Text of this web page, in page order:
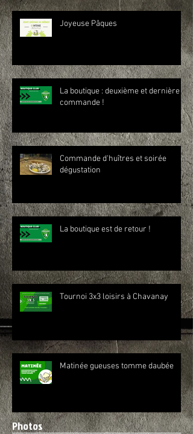
Joyeuse Pâques
La boutique : deuxième et dernière
commande !
Commande d'huîtres et soirée
dégustation
La boutique est de retour !
Tournoi 3x3 loisirs à Chavanay
Matinée gueuses tomme daubée
Photos